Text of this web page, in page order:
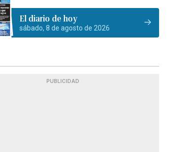
El diario de hoy
sábado, 8 de agosto de 2026
PUBLICIDAD